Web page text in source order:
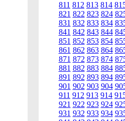
811 812 813 814
821 822 823 824
831 832 833 834
841 842 843 844
851 852 853 854
861 862 863 864
871 872 873 874
881 882 883 884
891 892 893 894
901 902 903 904
911 912 913 914
921 922 923 924
931 932 933 934